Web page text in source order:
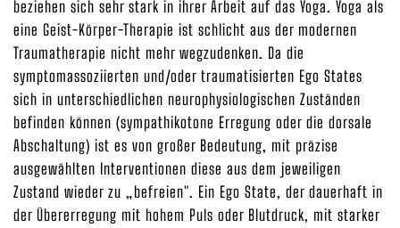
beziehen sich sehr stark in ihrer Arbeit auf das Yoga. Yoga als
eine Geist-Körper-Therapie ist schlicht aus der modernen
Traumatherapie nicht mehr wegzudenken. Da die
symptomassoziierten und/oder traumatisierten Ego States
sich in unterschiedlichen neurophysiologischen Zuständen
befinden können (sympathikotone Erregung oder die dorsale
Abschaltung) ist es von großer Bedeutung, mit präzise
ausgewählten Interventionen diese aus dem jeweiligen
Zustand wieder zu „befreien". Ein Ego State, der dauerhaft in
der Übererregung mit hohem Puls oder Blutdruck, mit starker